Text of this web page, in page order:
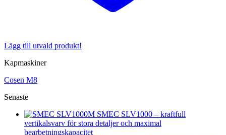
Lägg till utvald produkt!
Kapmaskiner
Cosen M8
Senaste
SMEC SLV1000 – kraftfull
vertikalsvarv för stora detaljer och maximal
bearbetningskapacitet